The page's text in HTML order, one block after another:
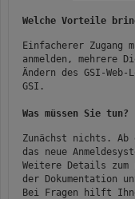
Welche Vorteile
Einfacherer Zugang
anmelden, mehrere
Ändern des GSI-
GSI.
Was müssen Sie tun?
Zunächst nichts. Ab
das neue
Weitere Details zum
der Dokumentation
Bei Fragen hilft